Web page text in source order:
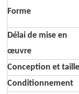
Forme
Délai de mise en
œuvre
Conception et taille
Conditionnement